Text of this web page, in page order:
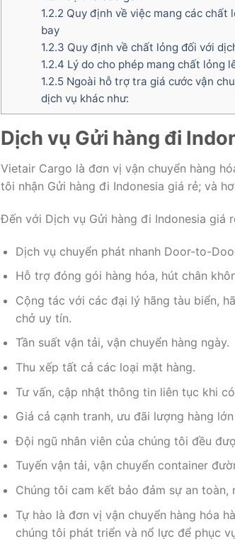
1.2.2 Quy định về việc mang các chất
bay
1.2.3 Quy định về chất lỏng đối với
1.2.4 Lý do cho phép mang chất lỏng
1.2.5Ngoài hỗ trợ tra giá cước vận
dịch vụ khác như:
Dịch vụ Gửi hàng đi
Vietair Cargo là đơn vị vận chuyển hàng
tôi nhận Gửi hàng đi Indonesia giá rẻ; và
Đến với Dịch vụ Gửi hàng đi Indonesia giá
Dịch vụ chuyển phát nhanh Door-to-
Hỗ trợ đóng gói hàng hóa, hút chân
Cộng tác với các đại lý hãng tàu biển,
chở uy tín.
Tần suất vận tải, vận chuyển hàng ngày.
Thu xếp tất cả các loại mặt hàng.
Tư vấn, cập nhật thông tin liên tục khi
Giá cả cạnh tranh, ưu đãi lượng hàng
Đội ngũ nhân viên của chúng tôi đều
Tuyến vận tải, vận chuyển container
Chúng tôi cam kết bảo đảm sự an toàn,
Tự hào là đơn vị vận chuyển hàng hóa
chúng tôi phát triển và nổ lực để phục